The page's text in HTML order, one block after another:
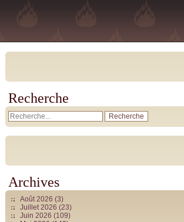
Recherche
Archives
Août 2026 (3)
Juillet 2026 (23)
Juin 2026 (109)